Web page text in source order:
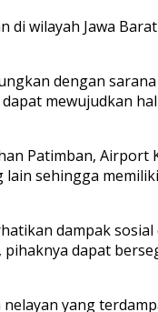
wilayah Jawa
dengan
mewujudkan
Patimban, Airport
sehingga
dampak
dapat
yang